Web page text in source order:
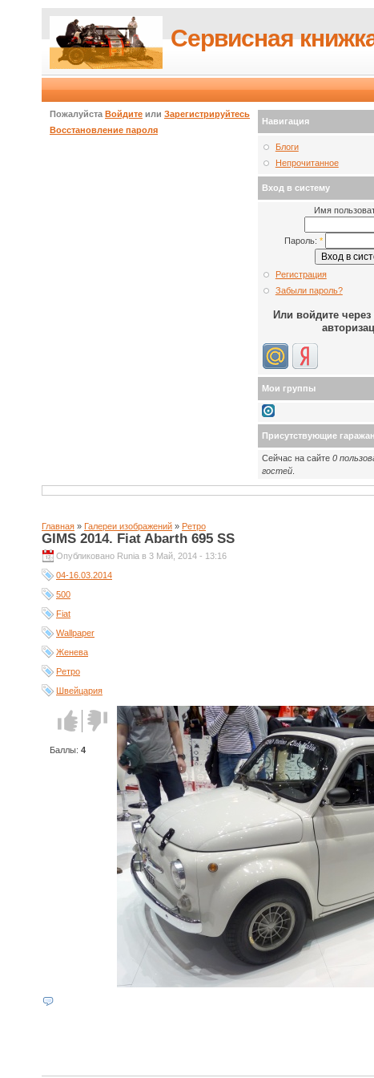
Сервисная
Пожалуйста Войдите или Зарегистрируйтесь
Восстановление пароля
Навигация
Блоги
Непрочитанное
Вход в систему
Имя
Пароль: *
Регистрация
Забыли пароль?
Или войдите
Мои группы
Присутствующие
Сейчас на сайте 0
гостей
Главная » Галереи изображений » Ретро
GIMS 2014. Fiat Abarth 695 SS
Опубликовано Runia в 3 Май, 2014 - 13:16
04-16.03.2014
500
Fiat
Wallpaper
Женева
Ретро
Швейцария
Голос за!Голос
против!
Баллы: 4